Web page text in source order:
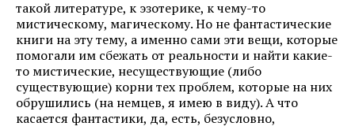
такой литературе, к эзотерике, к чему-то
мистическому, магическому. Но не фантастические
книги на эту тему, а именно сами эти вещи, которые
помогали им сбежать от реальности и найти какие-
то мистические, несуществующие (либо
существующие) корни тех проблем, которые на них
обрушились (на немцев, я имею в виду). А что
касается фантастики, да, есть, безусловно,